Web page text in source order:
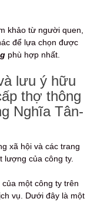
khảo từ người quen,
để lựa chọn được
phù hợp nhất.
lưu ý hữu
thợ thông
Nghĩa Tân-
xã hội và các trang
lượng của công ty.
một công ty trên
vụ. Dưới đây là một